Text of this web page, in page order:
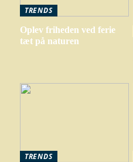
TRENDS
Oplev friheden ved ferie
tæt på naturen
TRENDS